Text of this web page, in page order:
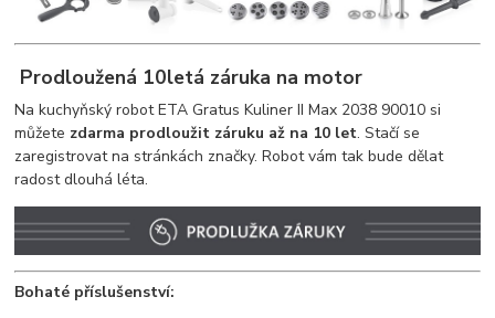
Prodloužená 10letá záruka na motor
Na kuchyňský robot ETA Gratus Kuliner II Max 2038 90010 si
můžete zdarma prodloužit záruku až na 10 let. Stačí se
zaregistrovat na stránkách značky. Robot vám tak bude dělat
radost dlouhá léta.
Bohaté příslušenství: